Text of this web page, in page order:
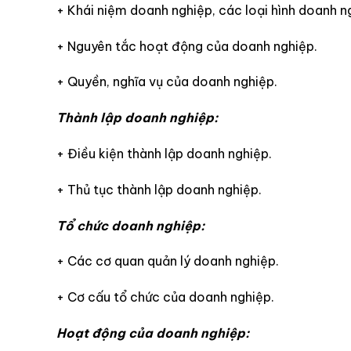
+ Khái niệm doanh nghiệp, các loại hình doanh
+ Nguyên tắc hoạt động của doanh nghiệp.
+ Quyền, nghĩa vụ của doanh nghiệp.
Thành lập doanh nghiệp:
+ Điều kiện thành lập doanh nghiệp.
+ Thủ tục thành lập doanh nghiệp.
Tổ chức doanh nghiệp:
+ Các cơ quan quản lý doanh nghiệp.
+ Cơ cấu tổ chức của doanh nghiệp.
Hoạt động của doanh nghiệp: